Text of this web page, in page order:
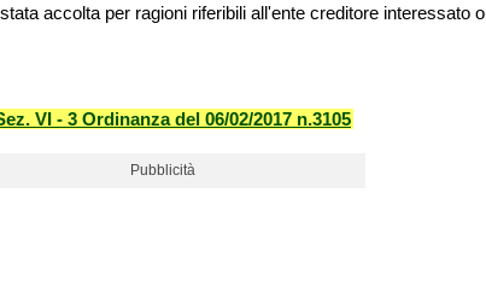
accolta per ragioni riferibili all'ente creditore interessato o
VI - 3 Ordinanza del 06/02/2017 n.3105
Pubblicità